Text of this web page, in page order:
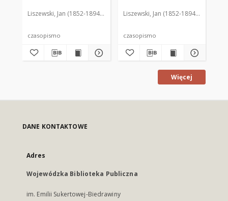
Liszewski, Jan (1852-1894). Red.
czasopismo
Liszewski, Jan (1852-1894). Red.
czasopismo
Więcej
DANE KONTAKTOWE
Adres
Wojewódzka Biblioteka Publiczna
im. Emilii Sukertowej-Biedrawiny